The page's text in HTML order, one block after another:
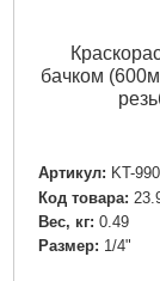
бачком
Артикул: KT-
Код товара:
Вес, кг: 0.49
Размер: 1/4"